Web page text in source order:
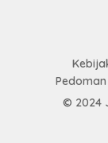
© 2024